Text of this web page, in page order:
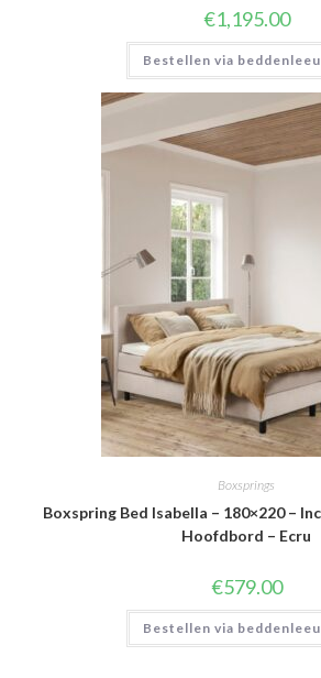
€1,195.00
Bestellen via
Boxsprings
Boxspring Bed Isabella – 180×220 –
Hoofdbord – Ecru
€579.00
Bestellen via